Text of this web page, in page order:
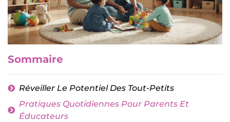
Sommaire
Réveiller Le Potentiel Des Tout-Petits
Pratiques Quotidiennes Pour Parents Et
Éducateurs